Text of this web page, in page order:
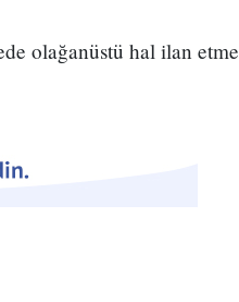
olağanüstü hal ilan etme